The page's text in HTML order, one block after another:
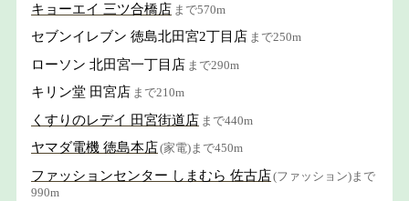
キョーエイ 三ツ合橋店 まで570m
セブンイレブン 徳島北田宮2丁目店 まで250m
ローソン 北田宮一丁目店 まで290m
キリン堂 田宮店 まで210m
くすりのレデイ 田宮街道店 まで440m
ヤマダ電機 徳島本店(家電)まで450m
ファッションセンター しまむら 佐古店(ファッション)まで
990m